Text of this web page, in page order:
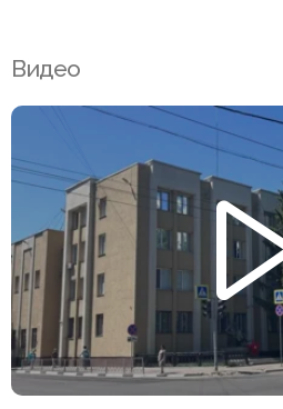
Видео